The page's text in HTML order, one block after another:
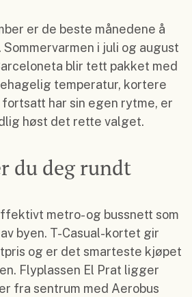
er de beste månedene å
i juli og august
blir tett pakket med
temperatur, kortere
fortsatt har sin egen rytme, er
høst det rette valget.
du deg rundt
metro- og bussnett som
byen. T-Casual-kortet gir
og er det smarteste kjøpet
Flyplassen El Prat ligger
fra sentrum med Aerobus